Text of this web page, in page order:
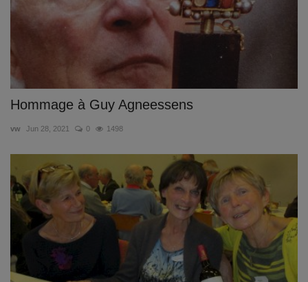
Contacts
Hommage à Guy Agneessens
vw Jun 28, 2021 0 1498